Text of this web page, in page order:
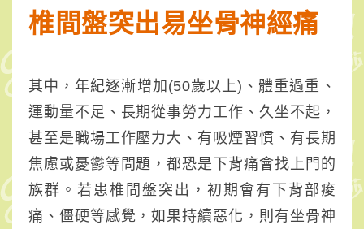
妙
招」
讓
筋
骨
軟
回
椎間盤突出易坐骨神經痛
其中，年紀逐漸增加(50歲以上)、體重過重、
運動量不足、長期從事勞力工作、久坐不起，
甚至是職場工作壓力大、有吸煙習慣、有長期
焦慮或憂鬱等問題，都恐是下背痛會找上門的
族群。若患椎間盤突出，初期會有下背部痠
痛、僵硬等感覺，如果持續惡化，則有坐骨神